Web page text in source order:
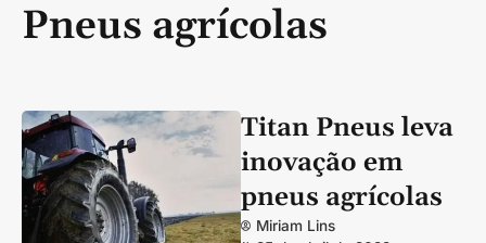
Pneus agrícolas
Titan Pneus leva
inovação em
pneus agrícolas
Miriam Lins